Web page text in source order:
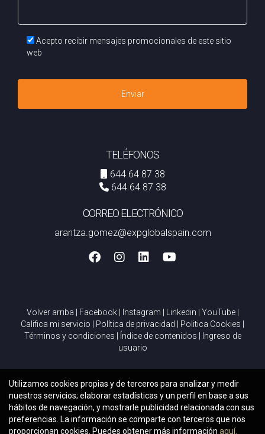
Acepto recibir mensajes promocionales de este sitio
web
Enviar
TELÉFONOS
644 64 87 38
644 64 87 38
CORREO ELECTRÓNICO
arantza.gomez@expglobalspain.com
Volver arriba Facebook| Instagram Linkedin YouTube|
Califica mi servicio
Política de privacidad Politica Cookies
Términos y condiciones
Índice de contenidos
Ingreso de
usuario
Utilizamos cookies propias y de terceros para analizar y medir
nuestros servicios; elaborar estadísticas y un perfil en base a sus
hábitos de navegación, y mostrarle publicidad relacionada con sus
preferencias. La información se comparte con terceros que nos
proporcionan cookies. Puedes obtener más información aquí.